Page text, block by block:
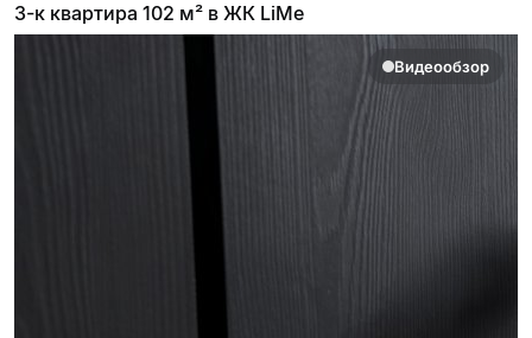
3-к квартира 102 м² в ЖК LiMe
Видеообзор